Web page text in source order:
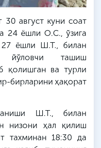
август куни соат
24 ёшли О.С., ўзига
27 ёшли Ш.Т., билан
йўловчи ташиш
қолишган ва турли
бирларини ҳақорат
Ш.Т., билан
низони ҳал қилиш
тахминан 18:30 да